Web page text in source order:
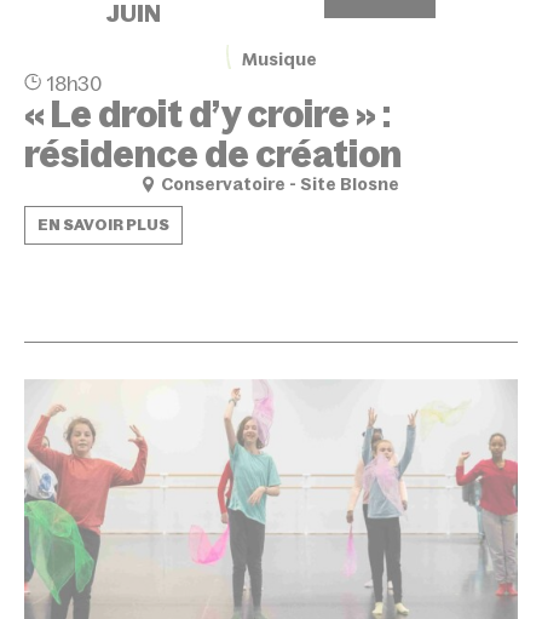
JUIN
Musique
18h30
« Le droit d’y croire » :
résidence de création
Conservatoire - Site Blosne
EN SAVOIR PLUS